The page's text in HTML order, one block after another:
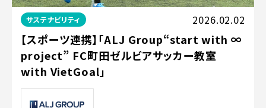
サステナビリティ 2026.02.02
【スポーツ連携】「ALJ Group“start with ∞
project” FC町田ゼルビアサッカー教室
with VietGoal」